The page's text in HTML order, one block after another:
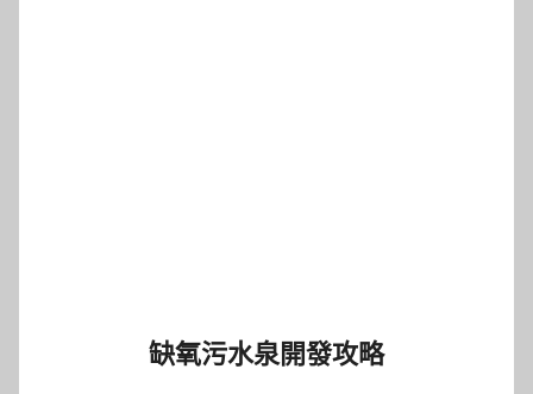
缺氧污水泉開發攻略